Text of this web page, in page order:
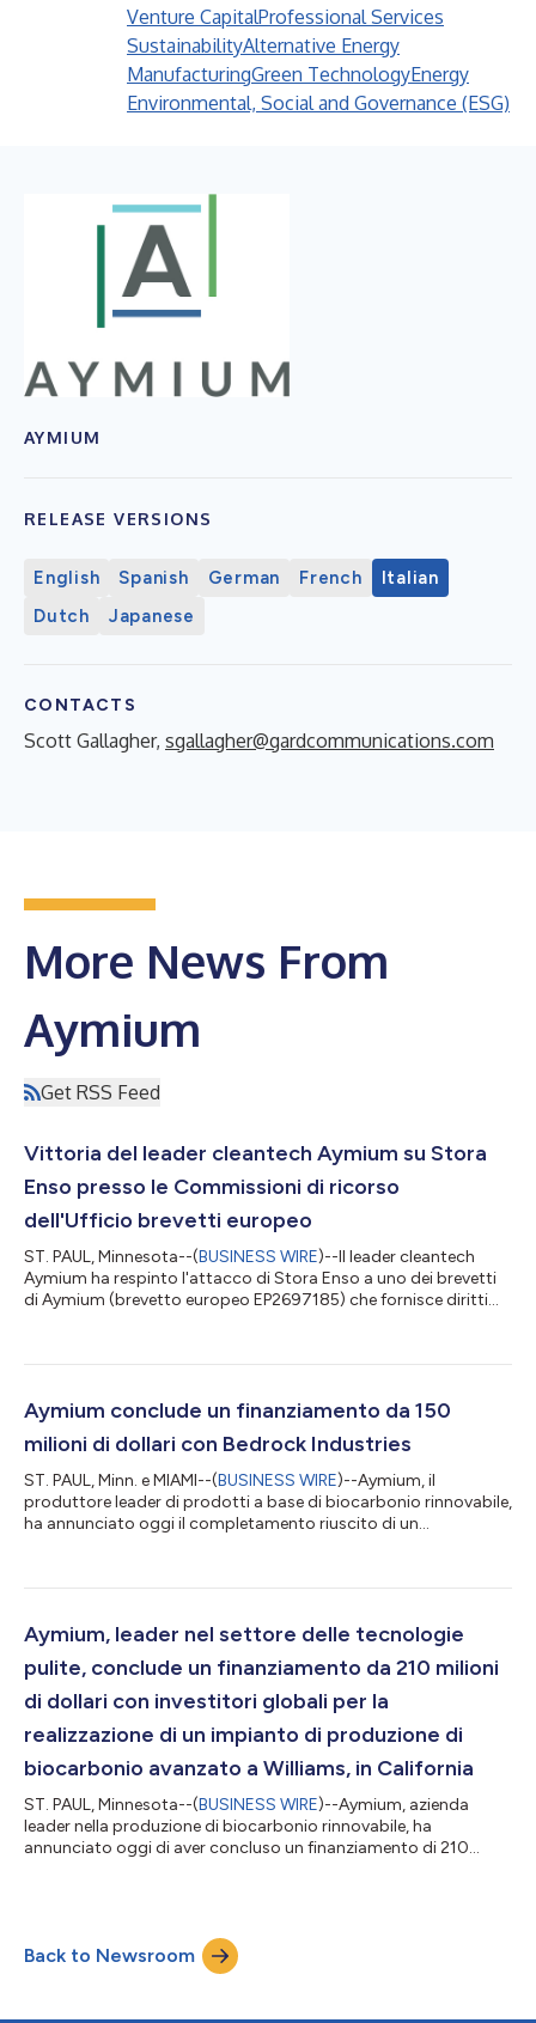
Venture CapitalProfessional Services
SustainabilityAlternative Energy
ManufacturingGreen TechnologyEnergy
Environmental, Social and Governance (ESG)
AYMIUM
RELEASE VERSIONS
English Spanish German French
Italian
Dutch
Japanese
CONTACTS
Scott Gallagher, sgallagher@gardcommunications.com
More News From
Aymium
Get RSS Feed
Vittoria del leader cleantech Aymium su Stora
Enso presso le Commissioni di ricorso
dell'Ufficio brevetti europeo
ST. PAUL, Minnesota--(BUSINESS WIRE)--Il leader cleantech
Aymium ha respinto l'attacco di Stora Enso a uno dei brevetti
di Aymium (brevetto europeo EP2697185) che fornisce diritti
rinnovabili. Le Commissioni di ricorso dell'Ufficio brevetti
argomentazioni di Stora Enso presentate nella sede preposta e
hanno concordato c...
Aymium conclude un finanziamento da 150
milioni di dollari con Bedrock Industries
ST. PAUL, Minn. e MIAMI--(BUSINESS WIRE)--Aymium, il
produttore leader di prodotti a base di biocarbonio rinnovabile,
ha annunciato oggi il completamento riuscito di un
ManagementCo Inc. Il nuovo finanziamento rifinanzia il debito
iniziative di crescita a breve termine della società, compreso lo
sviluppo di nuovi impianti pro...
Aymium, leader nel settore delle tecnologie
pulite, conclude un finanziamento da 210 milioni
di dollari con investitori globali per la
realizzazione di un impianto di produzione di
biocarbonio avanzato a Williams, in California
ST. PAUL, Minnesota--(BUSINESS WIRE)--Aymium, azienda
leader nella produzione di biocarbonio rinnovabile, ha
annunciato oggi di aver concluso un finanziamento di 210
avanzato in sostituzione del carbone nella produzione di
energia. L'uso del prodotto ottenuto dall'impianto di Williams
Back to Newsroom